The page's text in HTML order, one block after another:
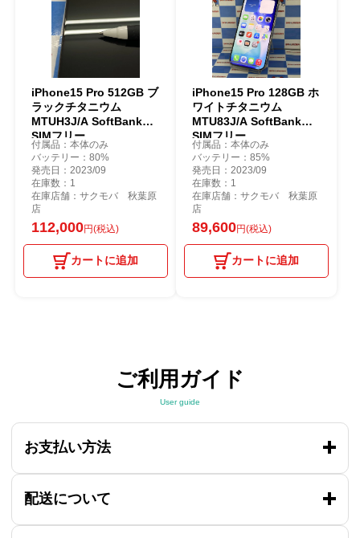
iPhone15 Pro 512GB ブ
ラックチタニウム
MTUH3J/A SoftBank版
SIMフリー
付属品：本体のみ
バッテリー：80%
発売日：2023/09
在庫数：1
在庫店舗：サクモバ 秋葉原
店
112,000円(税込)
カートに追加
iPhone15 Pro 128GB ホ
ワイトチタニウム
MTU83J/A SoftBank版
SIMフリー
付属品：本体のみ
バッテリー：85%
発売日：2023/09
在庫数：1
在庫店舗：サクモバ 秋葉原
店
89,600円(税込)
カートに追加
ご利用ガイド
User guide
お支払い方法
配送について